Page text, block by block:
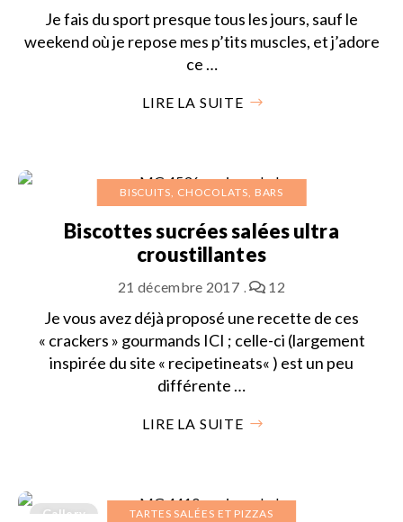
Je fais du sport presque tous les jours, sauf le
weekend où je repose mes p’tits muscles, et j’adore
ce …
LIRE LA SUITE
BISCUITS, CHOCOLATS, BARS
Biscottes sucrées salées ultra
croustillantes
21 décembre 2017 12
Je vous avez déjà proposé une recette de ces
« crackers » gourmands ICI ; celle-ci (largement
inspirée du site « recipetineats« ) est un peu
différente …
LIRE LA SUITE
Gallery TARTES SALÉES ET PIZZAS